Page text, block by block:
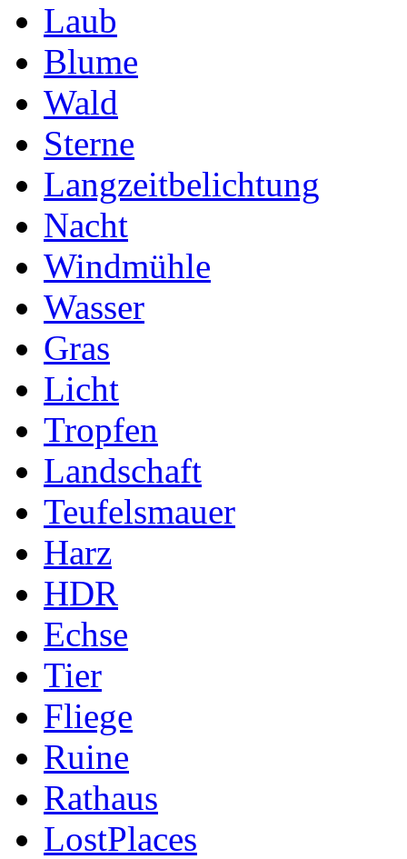
Laub
Blume
Wald
Sterne
Langzeitbelichtung
Nacht
Windmühle
Wasser
Gras
Licht
Tropfen
Landschaft
Teufelsmauer
Harz
HDR
Echse
Tier
Fliege
Ruine
Rathaus
LostPlaces